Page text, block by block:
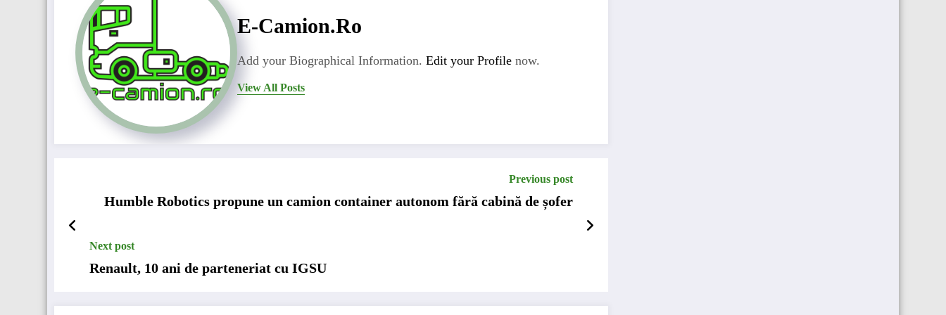
E-Camion.ro
Add your Biographical Information. Edit your Profile now.
View All Posts
Previous post
Humble Robotics propune un camion container autonom fără cabină de șofer
Next post
Renault, 10 ani de parteneriat cu IGSU